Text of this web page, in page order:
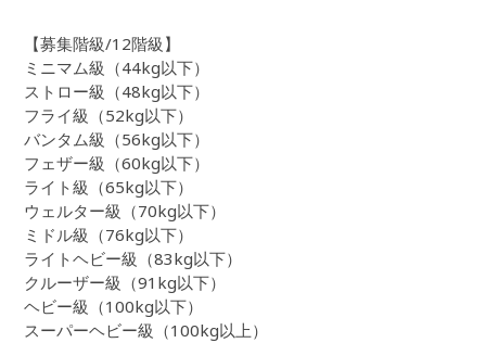
【募集階級/12階級】
ミニマム級（44kg以下）
ストロー級（48kg以下）
フライ級（52kg以下）
バンタム級（56kg以下）
フェザー級（60kg以下）
ライト級（65kg以下）
ウェルター級（70kg以下）
ミドル級（76kg以下）
ライトヘビー級（83kg以下）
クルーザー級（91kg以下）
ヘビー級（100kg以下）
スーパーヘビー級（100kg以上）